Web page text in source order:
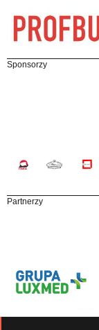
Sponsorzy
Partnerzy